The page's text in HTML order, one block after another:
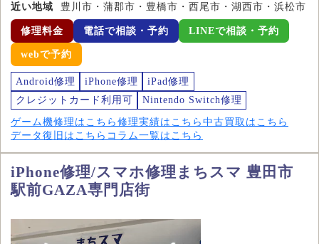
近い地域
豊川市・蒲郡市・豊橋市・西尾市・湖西市・浜松市
修理料金 電話で相談・予約 LINEで相談・予約
webで予約
Android修理 iPhone修理
iPad修理
クレジットカード利用可
Nintendo Switch修理
ゲーム機修理はこちら 修理実績はこちら 中古買取はこちら
データ復旧はこちら コラム一覧はこちら
iPhone修理/スマホ修理まちスマ 豊田市
駅前GAZA専門店街